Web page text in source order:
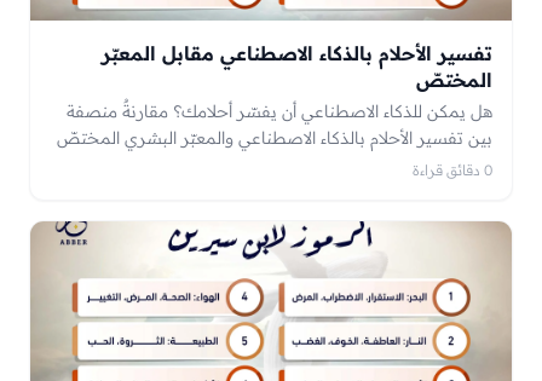
تفسير الأحلام بالذكاء الاصطناعي مقابل المعبّر
المختصّ
هل يمكن للذكاء الاصطناعي أن يفسّر أحلامك؟ مقارنةٌ منصفة
بين تفسير الأحلام بالذكاء الاصطناعي والمعبّر البشري المختصّ
— مزايا كلٍّ وحدوده، ومتى تلجأ لأيّهما.
0 دقائق قراءة